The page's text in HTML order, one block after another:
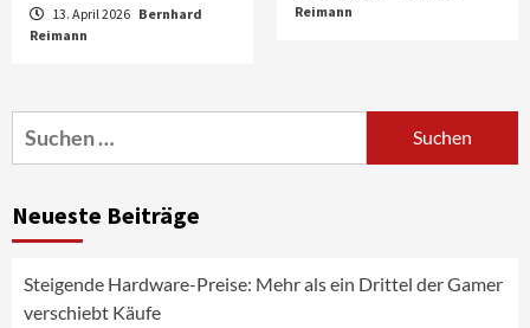
13. April 2026 Bernhard
Reimann
Reimann
Suchen
nach:
Neueste Beiträge
Steigende Hardware-Preise: Mehr als ein Drittel der Gamer
verschiebt Käufe
4
News aus dem Internet
Fernsehgeräte